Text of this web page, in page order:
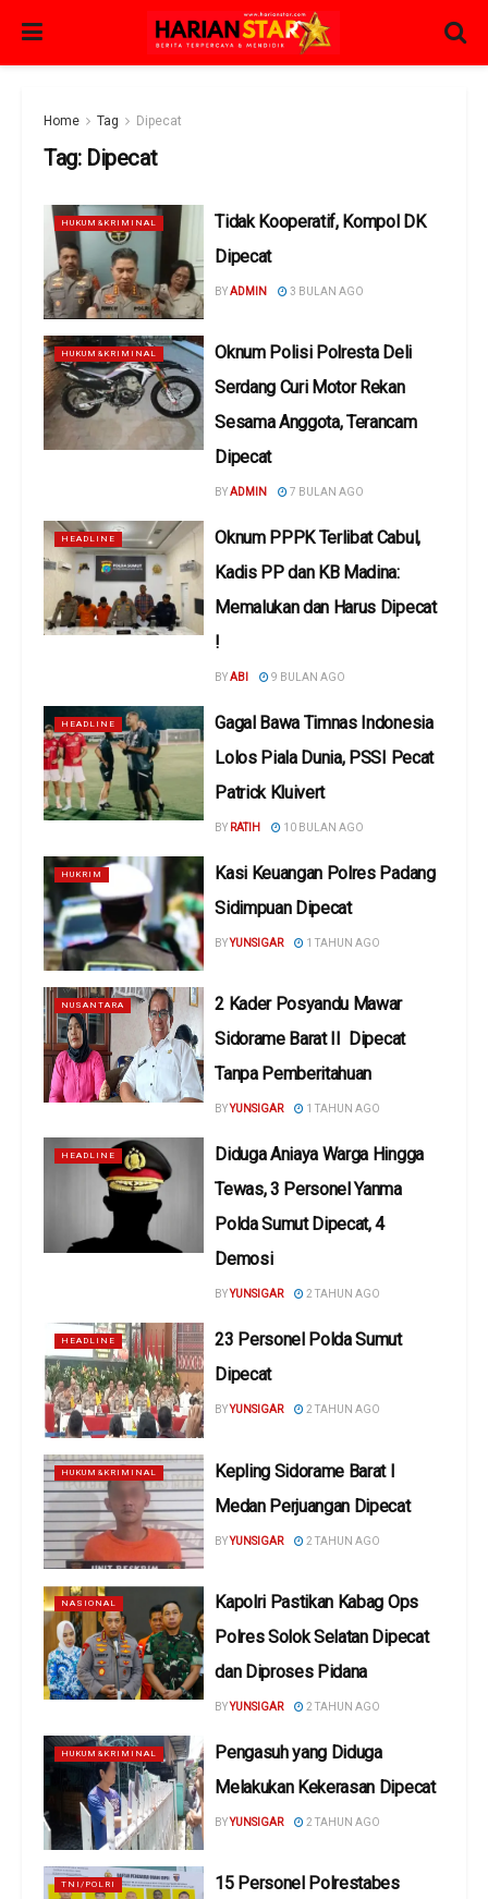
Home Tag Dipecat
Tag: Dipecat
HUKUM&KRIMINAL
Tidak Kooperatif, Kompol DK
Dipecat
BYADMIN 3 BULAN AGO
HUKUM&KRIMINAL
Oknum Polisi Polresta Deli
Serdang Curi Motor Rekan
Sesama Anggota, Terancam
Dipecat
BYADMIN 7 BULAN AGO
HEADLINE
Oknum PPPK Terlibat Cabul,
Kadis PP dan KB Madina:
Memalukan dan Harus Dipecat
!
BYABI 9 BULAN AGO
HEADLINE
Gagal Bawa Timnas Indonesia
Lolos Piala Dunia, PSSI Pecat
Patrick Kluivert
BY RATIH 10 BULAN AGO
HUKRIM
Kasi Keuangan Polres Padang
Sidimpuan Dipecat
BYYUNSIGAR 1 TAHUN AGO
NUSANTARA
2 Kader Posyandu Mawar
Sidorame Barat II Dipecat
Tanpa Pemberitahuan
BYYUNSIGAR 1 TAHUN AGO
HEADLINE
Diduga Aniaya Warga Hingga
Tewas, 3 Personel Yanma
Polda Sumut Dipecat, 4
Demosi
BYYUNSIGAR 2 TAHUN AGO
HEADLINE
23 Personel Polda Sumut
Dipecat
BYYUNSIGAR 2 TAHUN AGO
HUKUM&KRIMINAL
Kepling Sidorame Barat I
Medan Perjuangan Dipecat
BYYUNSIGAR 2 TAHUN AGO
NASIONAL
Kapolri Pastikan Kabag Ops
Polres Solok Selatan Dipecat
dan Diproses Pidana
BYYUNSIGAR 2 TAHUN AGO
HUKUM&KRIMINAL
Pengasuh yang Diduga
Melakukan Kekerasan Dipecat
BYYUNSIGAR 2 TAHUN AGO
TNI/POLRI
15 Personel Polrestabes